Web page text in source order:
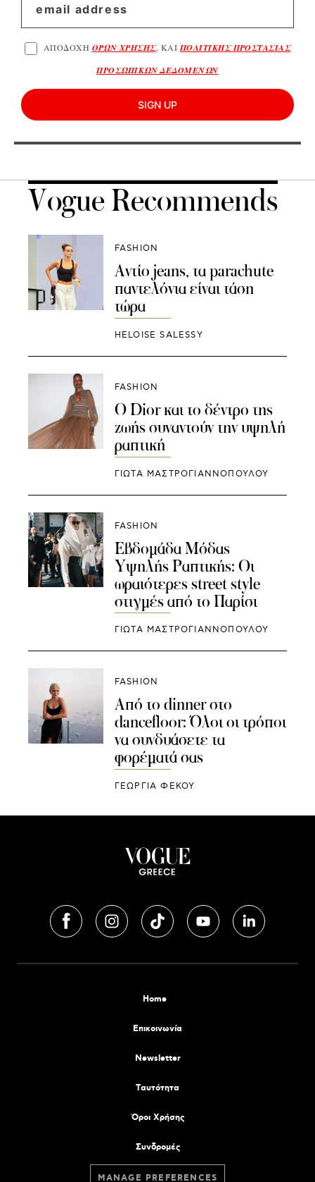
ΑΠΟΔΟΧΗ ΟΡΩΝ ΧΡΗΣΗΣ, ΚΑΙΠΟΛΙΤΙΚΗΣ ΠΡΟΣΤΑΣΙΑΣ
ΠΡΟΣΩΠΙΚΩΝ ΔΕΔΟΜΕΝΩΝ
SIGN UP
Vogue Recommends
FASHION
Aντίο jeans, τα parachute
παντελόνια είναι τάση
τώρα
HELOISE SALESSY
FASHION
Ο Dior και το δέντρο της
ζωής συναντούν την υψηλή
ραπτική
ΓΙΩΤΑ ΜΑΣΤΡΟΓΙΑΝΝΟΠΟΥΛΟΥ
FASHION
Εβδομάδα Μόδας
Υψηλής Ραπτικής: Οι
ωραιότερες street style
στιγμές από το Παρίσι
ΓΙΩΤΑ ΜΑΣΤΡΟΓΙΑΝΝΟΠΟΥΛΟΥ
FASHION
Από το dinner στο
dancefloor: Όλοι οι τρόποι
να συνδυάσετε τα
φορέματά σας
ΓΕΩΡΓΙΑ ΦΕΚΟΥ
Home
Επικοινωνία
Newsletter
Tαυτότητα
Όροι Χρήσης
Συνδρομές
MANAGE PREFERENCES